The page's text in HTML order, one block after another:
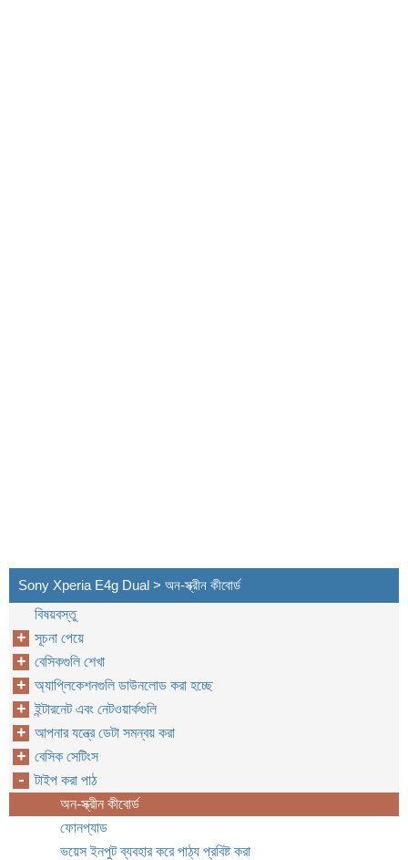
Sony Xperia E4g Dual > অন-স্ক্রীন কীবোর্ড
বিষয়বস্তু
সূচনা পেয়ে
বেসিকগুলি শেখা
অ্যাপ্লিকেশনগুলি ডাউনলোড করা হচ্ছে
ইন্টারনেট এবং নেটওয়ার্কগুলি
আপনার যন্ত্রে ডেটা সমন্বয় করা
বেসিক সেটিংস
টাইপ করা পাঠ
অন-স্ক্রীন কীবোর্ড
ফোনপ্যাড
ভয়েস ইনপুট ব্যবহার করে পাঠ্য প্রবিষ্ট করা